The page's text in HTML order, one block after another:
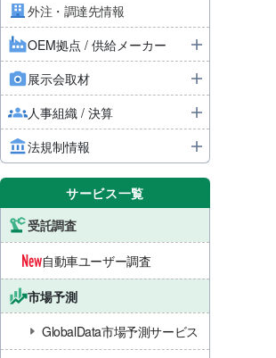
外注・調達先情報
OEM拠点 / 供給メーカー
展示会取材
人事組織 / 決算
法規制情報
サービス一覧
受託調査
自動車ユーザー調査
市場予測
GlobalData市場予測サービス